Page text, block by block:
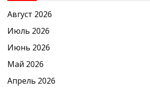
Август 2026
Июль 2026
Июнь 2026
Май 2026
Апрель 2026